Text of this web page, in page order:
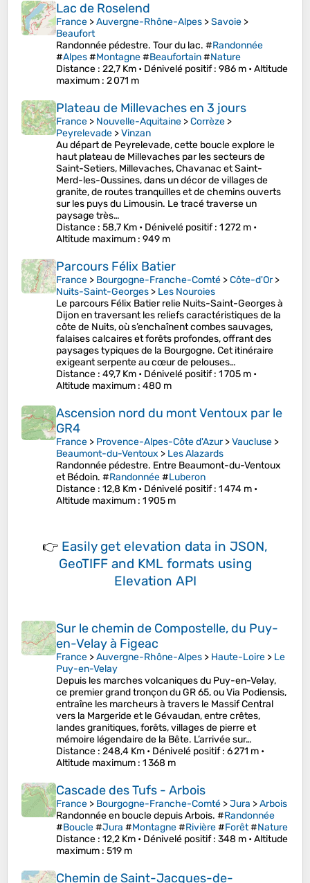
Lac de Roselend
France >Auvergne-Rhône-Alpes >Savoie >
Beaufort
Randonnée pédestre. Tour du lac. #Randonnée
#Alpes#Montagne#Beaufortain#Nature
Distance : 22,7 Km • Dénivelé positif: 986 m •Altitude
maximum : 2 071 m
Plateau de Millevaches en 3 jours
France > Nouvelle-Aquitaine >Corrèze >
Peyrelevade >Vinzan
Au départ de Peyrelevade, cette boucle explore le
haut plateau de Millevaches par les secteurs de
Saint-Setiers, Millevaches, Chavanac et Saint-
Merd-les-Oussines, dans un décor de villages de
granite, de routes tranquilles et de chemins ouverts
sur les puys du Limousin. Le tracé traverse un
paysage très…
Distance : 58,7 Km • Dénivelé positif: 1 272 m •
Altitude maximum : 949 m
Parcours Félix Batier
France > Bourgogne-Franche-Comté >Côte-d'Or>
Nuits-Saint-Georges > Les Nouroies
Le parcours Félix Batier relie Nuits-Saint-Georges à
Dijon en traversant les reliefs caractéristiques de la
côte de Nuits, où s’enchaînent combes sauvages,
falaises calcaires et forêts profondes, offrant des
paysages typiques de la Bourgogne. Cet itinéraire
exigeant serpente au cœur de pelouses…
Distance : 49,7 Km • Dénivelé positif: 1 705 m •
Altitude maximum : 480 m
Ascension nord du mont Ventoux par le
GR4
France > Provence-Alpes-Côte d'Azur>Vaucluse >
Beaumont-du-Ventoux > Les Alazards
Randonnée pédestre. Entre Beaumont-du-Ventoux
et Bédoin. #Randonnée#Luberon
Distance : 12,8 Km • Dénivelé positif: 1 474 m •
Altitude maximum : 1 905 m
👉 Easily get elevation data in JSON,
GeoTIFF and KML formats using
Elevation API
Sur le chemin de Compostelle, du Puy-
en-Velay à Figeac
France >Auvergne-Rhône-Alpes > Haute-Loire > Le
Puy-en-Velay
Depuis les marches volcaniques du Puy-en-Velay,
ce premier grand tronçon du GR 65, ou Via Podiensis,
entraîne les marcheurs à travers le Massif Central
vers la Margeride et le Gévaudan, entre crêtes,
landes granitiques, forêts, villages de pierre et
mémoire légendaire de la Bête. L’arrivée sur…
Distance : 248,4 Km • Dénivelé positif: 6 271 m •
Altitude maximum : 1 368 m
Cascade des Tufs - Arbois
France > Bourgogne-Franche-Comté >Jura >Arbois
Randonnée en boucle depuis Arbois. #Randonnée
#Boucle#Jura #Montagne#Rivière#Forêt#Nature
Distance : 12,2 Km • Dénivelé positif: 348 m •Altitude
maximum : 519 m
Chemin de Saint-Jacques-de-